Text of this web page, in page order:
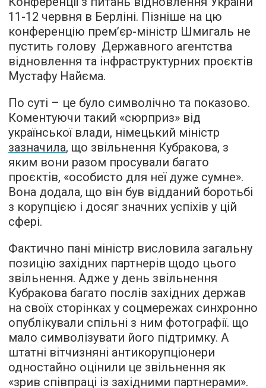
11-12 червня в Берліні. Пізніше на цю
конференцію прем’єр-міністр Шмигаль не
пустить голову Державного агентства
відновлення та інфраструктурних проєктів
Мустафу Найєма.
По суті – це було символічно та показово.
Коментуючи такий «сюрприз» від
української влади, німецький міністр
зазначила, що звільнення Кубракова, з
яким вони разом просували багато
проєктів, «особисто для неї дуже сумне».
Вона додала, що він був відданий боротьбі
з корупцією і досяг значних успіхів у цій
сфері.
Фактично пані міністр висловила загальну
позицію західних партнерів щодо цього
звільнення. Адже у день звільнення
Кубракова багато послів західних держав
на своїх сторінках у соцмережах синхронно
опублікували спільні з ним фотографії. що
мало символізувати його підтримку. А
штатні вітчизняні антикорупціонери
одностайно оцінили це звільнення як
«зрив співпраці із західними партнерами».